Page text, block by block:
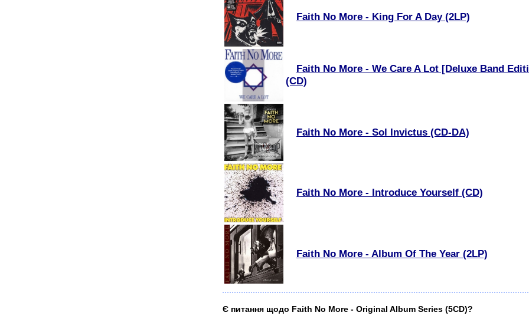
Faith No More - King For A Day (2LP)
Faith No More - We Care A Lot [Deluxe Band
(CD)
Faith No More - Sol Invictus (CD-DA)
Faith No More - Introduce Yourself (CD)
Faith No More - Album Of The Year (2LP)
Є питання щодо Faith No More - Original Album Series (5CD)?